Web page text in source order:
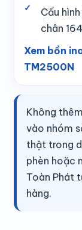
Cấu
chân
Xem bồn
TM2500N
Không
vào nhóm
thật trong
phèn hoặc
Toàn Phát
hàng.